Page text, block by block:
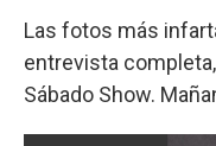
Las fotos más
entrevista
Sábado Show.